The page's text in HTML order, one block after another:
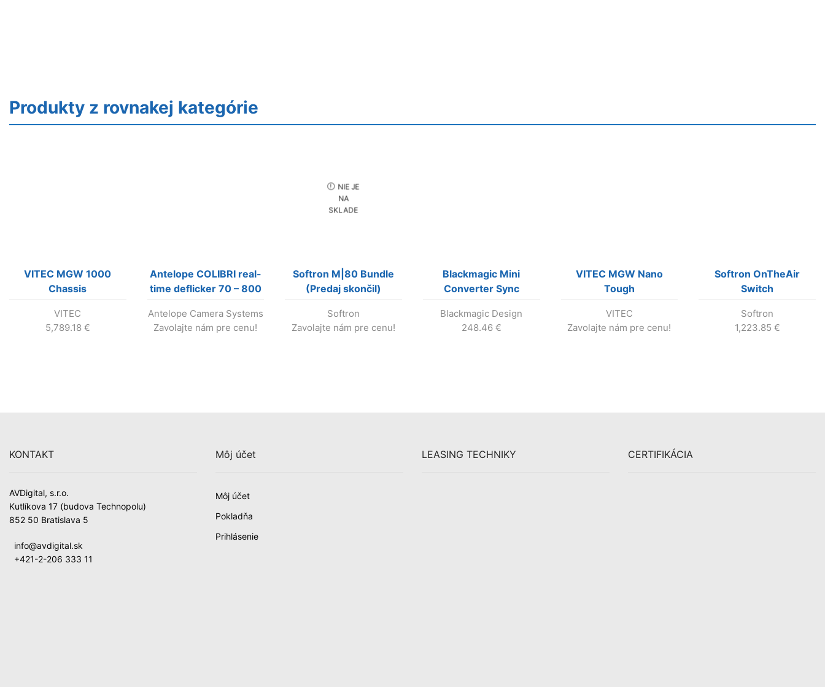
Produkty z rovnakej kategórie
VITEC MGW 1000
Chassis
VITEC
5,789.18 €
Antelope COLIBRI real-
time deflicker 70 – 800
Antelope Camera Systems
Zavolajte nám pre cenu!
NIE JE
NA
SKLADE
Softron M|80 Bundle
(Predaj skončil)
Softron
Zavolajte nám pre cenu!
Blackmagic Mini
Converter Sync
Blackmagic Design
248.46 €
VITEC MGW Nano
Tough
VITEC
Zavolajte nám pre cenu!
Softron OnTheAir
Switch
Softron
1,223.85 €
KONTAKT
AVDigital, s.r.o.
Kutlíkova 17 (budova Technopolu)
852 50 Bratislava 5
info@avdigital.sk
+421-2-206 333 11
Môj účet
Môj účet
Pokladňa
Prihlásenie
LEASING TECHNIKY CERTIFIKÁCIA